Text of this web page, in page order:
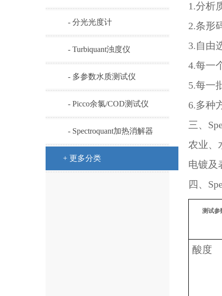
- 分光光度计
- Turbiquant浊度仪
- 多参数水质测试仪
- Picco余氯/COD测试仪
- Spectroquant加热消解器
+ 更多分类
1.分析
2.条形
3.自由
4.每一
5.每一
6.多种
三、
农业、
电镀及
四、
测试参
酸度